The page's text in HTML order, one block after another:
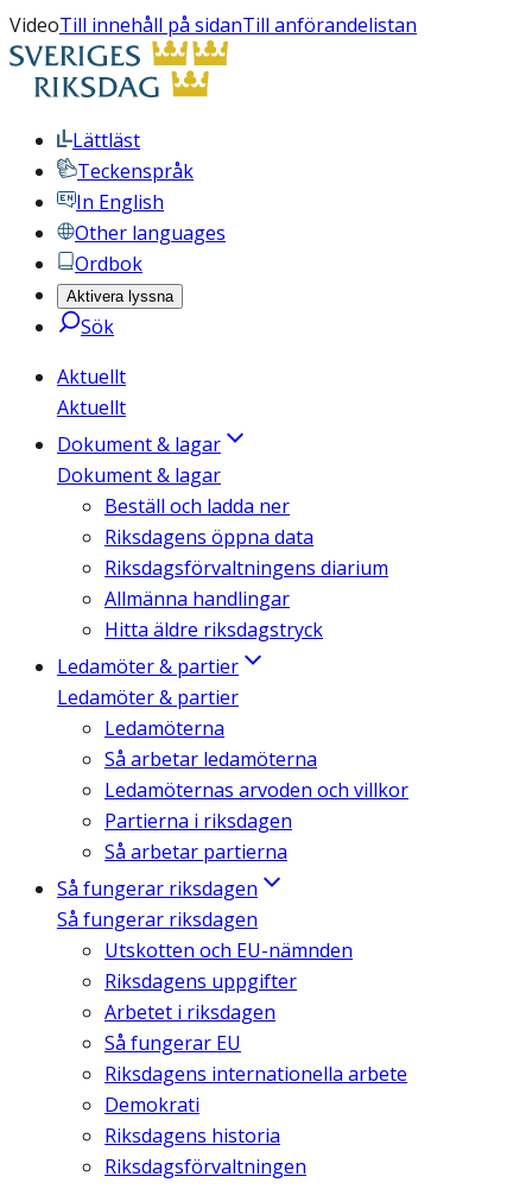
VideoTill innehåll på sidanTill anförandelistan
Lättläst
Teckenspråk
In English
Other languages
Ordbok
Aktivera lyssna
Sök
Aktuellt
Aktuellt
Dokument & lagar
Dokument & lagar
Beställ och ladda ner
Riksdagens öppna data
Riksdagsförvaltningens diarium
Allmänna handlingar
Hitta äldre riksdagstryck
Ledamöter & partier
Ledamöter & partier
Ledamöterna
Så arbetar ledamöterna
Ledamöternas arvoden och villkor
Partierna i riksdagen
Så arbetar partierna
Så fungerar riksdagen
Så fungerar riksdagen
Utskotten och EU-nämnden
Riksdagens uppgifter
Arbetet i riksdagen
Så fungerar EU
Riksdagens internationella arbete
Demokrati
Riksdagens historia
Riksdagsförvaltningen